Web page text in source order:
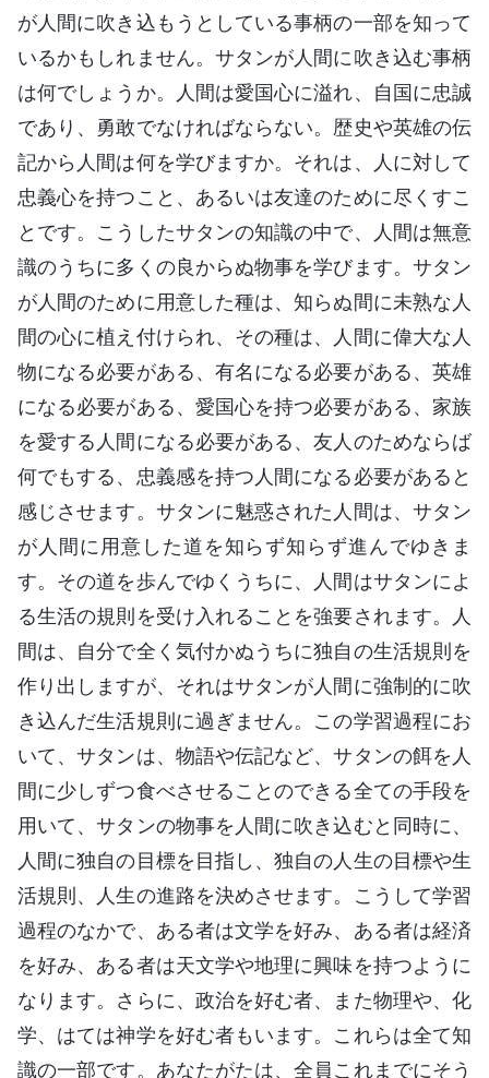
が人間に吹き込もうとしている事柄の一部を知って
いるかもしれません。サタンが人間に吹き込む事柄
は何でしょうか。人間は愛国心に溢れ、自国に忠誠
であり、勇敢でなければならない。歴史や英雄の伝
記から人間は何を学びますか。それは、人に対して
忠義心を持つこと、あるいは友達のために尽くすこ
とです。こうしたサタンの知識の中で、人間は無意
識のうちに多くの良からぬ物事を学びます。サタン
が人間のために用意した種は、知らぬ間に未熟な人
間の心に植え付けられ、その種は、人間に偉大な人
物になる必要がある、有名になる必要がある、英雄
になる必要がある、愛国心を持つ必要がある、家族
を愛する人間になる必要がある、友人のためならば
何でもする、忠義感を持つ人間になる必要があると
感じさせます。サタンに魅惑された人間は、サタン
が人間に用意した道を知らず知らず進んでゆきま
す。その道を歩んでゆくうちに、人間はサタンによ
る生活の規則を受け入れることを強要されます。人
間は、自分で全く気付かぬうちに独自の生活規則を
作り出しますが、それはサタンが人間に強制的に吹
き込んだ生活規則に過ぎません。この学習過程にお
いて、サタンは、物語や伝記など、サタンの餌を人
間に少しずつ食べさせることのできる全ての手段を
用いて、サタンの物事を人間に吹き込むと同時に、
人間に独自の目標を目指し、独自の人生の目標や生
活規則、人生の進路を決めさせます。こうして学習
過程のなかで、ある者は文学を好み、ある者は経済
を好み、ある者は天文学や地理に興味を持つように
なります。さらに、政治を好む者、また物理や、化
学、はては神学を好む者もいます。これらは全て知
識の一部です。あなたがたは、全員これまでにそう